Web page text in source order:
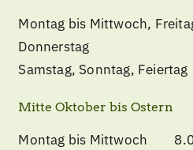
Montag bis Mittwoch,
Donnerstag
Samstag, Sonntag, Feiertag
Mitte Oktober bis Ostern
Montag bis Mittwoch